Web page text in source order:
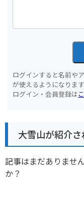
ログインすると名前や
が使えるようになります
ログイン・会員登録は
大雪山が紹介
記事はまだありませ
か？